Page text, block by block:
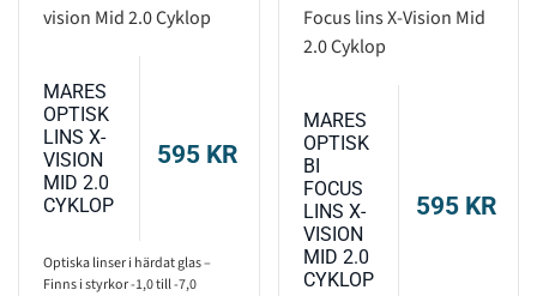
MARES
OPTISK
LINS X-
VISION
MID 2.0
CYKLOP
595 KR
Optiska linser i härdat glas –
Finns i styrkor -1,0 till -7,0
MARES
OPTISK
BI
FOCUS
LINS X-
VISION
MID 2.0
CYKLOP
595 KR